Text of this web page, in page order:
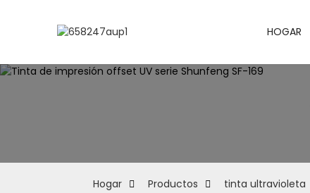
HOGAR
Hogar Productos tinta ultravioleta